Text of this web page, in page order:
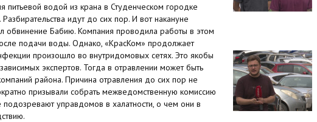
водой из крана в Студенческом городке
идут до сих пор. И вот накануне
обвинение Бабию. Компания проводила работы в этом
подачи воды. Однако, «КрасКом» продолжает
произошло во внутридомовых сетях. Это якобы
экспертов. Тогда в отравлении может быть
района. Причина отравления до сих пор не
призывали собрать межведомственную комиссию
управдомов в халатности, о чем они в